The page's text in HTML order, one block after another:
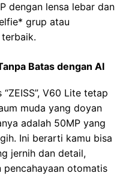
dengan lensa lebar dan
grup atau
Batas dengan AI
V60 Lite tetap
muda yang doyan
adalah 50MP yang
Ini berarti kamu bisa
jernih dan detail,
otomatis